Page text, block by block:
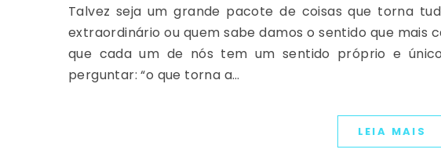
Talvez seja um grande pacote de coisas que torna
extraordinário ou quem sabe damos o sentido que
que cada um de nós tem um sentido próprio e
perguntar: “o que torna a…
LEIA MAIS